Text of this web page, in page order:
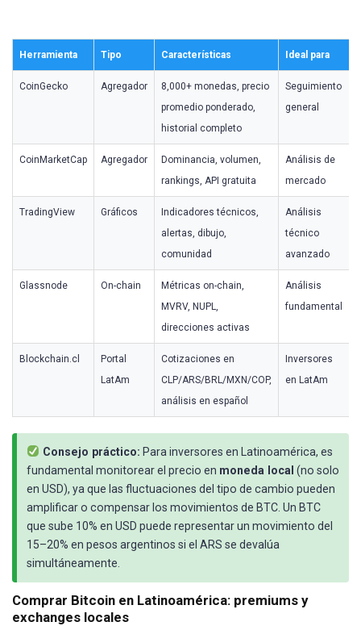
Herramienta Tipo Características Ideal para
CoinGecko Agregador
8,000+ monedas, precio
promedio ponderado,
historial completo
Seguimiento
general
CoinMarketCap Agregador
Dominancia, volumen,
rankings, API gratuita
Análisis de
mercado
TradingView Gráficos
Indicadores técnicos,
alertas, dibujo,
comunidad
Análisis
técnico
avanzado
Glassnode On-chain
Métricas on-chain,
MVRV, NUPL,
direcciones activas
Análisis
fundamental
Blockchain.cl
Portal
LatAm
Cotizaciones en
CLP/ARS/BRL/MXN/COP,
análisis en español
Inversores
en LatAm
Consejo práctico: Para inversores en Latinoamérica, es
fundamental monitorear el precio en moneda local (no solo
en USD), ya que las fluctuaciones del tipo de cambio pueden
amplificar o compensar los movimientos de BTC. Un BTC
que sube 10% en USD puede representar un movimiento del
15–20% en pesos argentinos si el ARS se devalúa
simultáneamente.
Comprar Bitcoin en Latinoamérica: premiums y
exchanges locales